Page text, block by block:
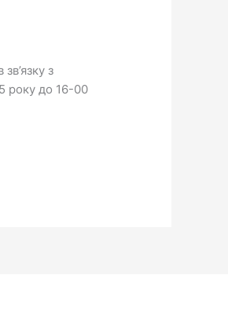
з
року до 16-00